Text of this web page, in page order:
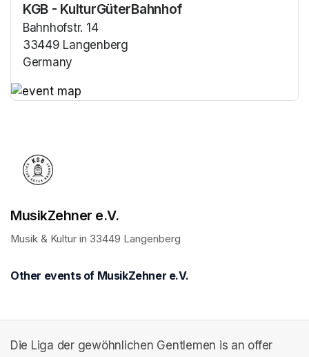
KGB - KulturGüterBahnhof
Bahnhofstr. 14
33449 Langenberg
Germany
MusikZehner e.V.
Musik & Kultur in 33449 Langenberg
Other events of MusikZehner e.V.
Die Liga der gewöhnlichen Gentlemen is an offer